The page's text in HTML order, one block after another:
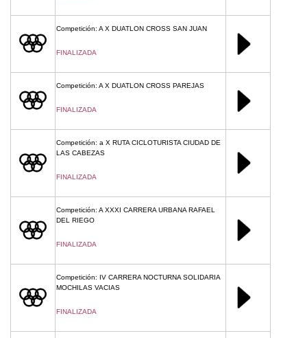
Competición: A X DUATLON CROSS SAN JUAN
FINALIZADA
Competición: A X DUATLON CROSS PAREJAS
FINALIZADA
Competición: a X RUTA CICLOTURISTA CIUDAD DE
LAS CABEZAS
FINALIZADA
Competición: A XXXI CARRERA URBANA RAFAEL
DEL RIEGO
FINALIZADA
Competición: IV CARRERA NOCTURNA SOLIDARIA
MOCHILAS VACIAS
FINALIZADA